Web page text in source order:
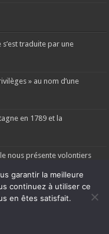
traduite par une
» au nom d’une
en 1789 et la
nous présente volontiers
: Si l’analyse proposée
Rio "LA REVOLUTION DES
garantir la meilleure
continuez à utiliser ce
en êtes satisfait.